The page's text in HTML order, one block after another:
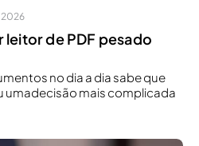
2026
de PDF pesado
no dia a dia sabe que
umadecisão mais complicada